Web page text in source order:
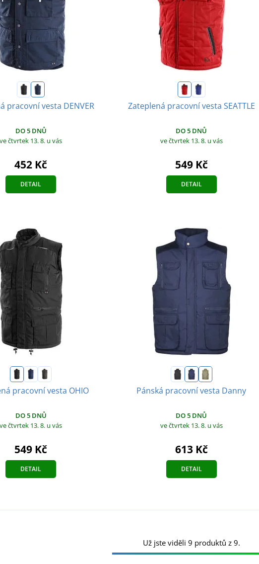
pracovní vesta DENVER
DO 5 DNŮ
ve čtvrtek 13. 8. u vás
452 Kč
DETAIL
Zateplená pracovní vesta SEATTLE
DO 5 DNŮ
ve čtvrtek 13. 8. u vás
549 Kč
DETAIL
pracovní vesta OHIO
DO 5 DNŮ
ve čtvrtek 13. 8. u vás
549 Kč
DETAIL
Pánská pracovní vesta Danny
DO 5 DNŮ
ve čtvrtek 13. 8. u vás
613 Kč
DETAIL
Už jste viděli 9 produktů z 9.